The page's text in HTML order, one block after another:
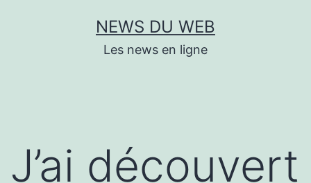
NEWS DU WEB
Les news en ligne
J’ai découvert